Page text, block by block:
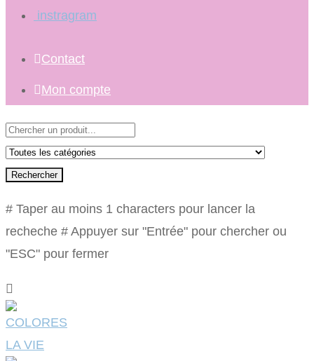
instragram
Contact
Mon compte
Rechercher
# Taper au moins 1 characters pour lancer la
recheche # Appuyer sur "Entrée" pour chercher ou
"ESC" pour fermer